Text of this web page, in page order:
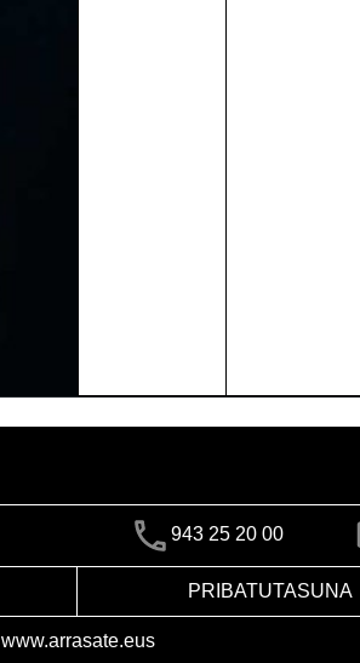
943 25 20 00
PRIBATUTASUNA
www.arrasate.eus